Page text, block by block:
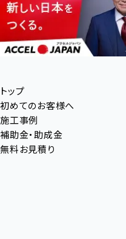
トップ
初めてのお客様へ
施工事例
補助金・助成金
無料お見積り